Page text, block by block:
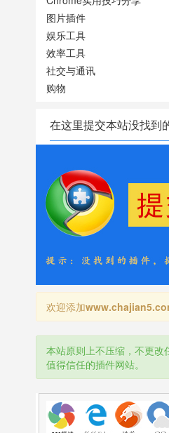
图片插件
娱乐工具
效率工具
社交与通讯
购物
在这里提交本站没找到
欢迎添加
本站原则上不压缩，不更改
值得信任的插件网站。